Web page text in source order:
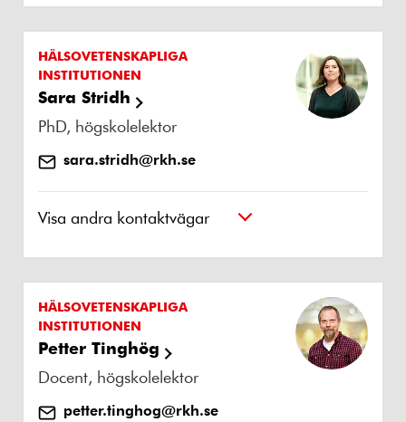
HÄLSOVETENSKAPLIGA
INSTITUTIONEN
Sara Stridh
PhD, högskolelektor
sara.stridh@rkh.se
Visa andra kontaktvägar
HÄLSOVETENSKAPLIGA
INSTITUTIONEN
Petter Tinghög
Docent, högskolelektor
petter.tinghog@rkh.se